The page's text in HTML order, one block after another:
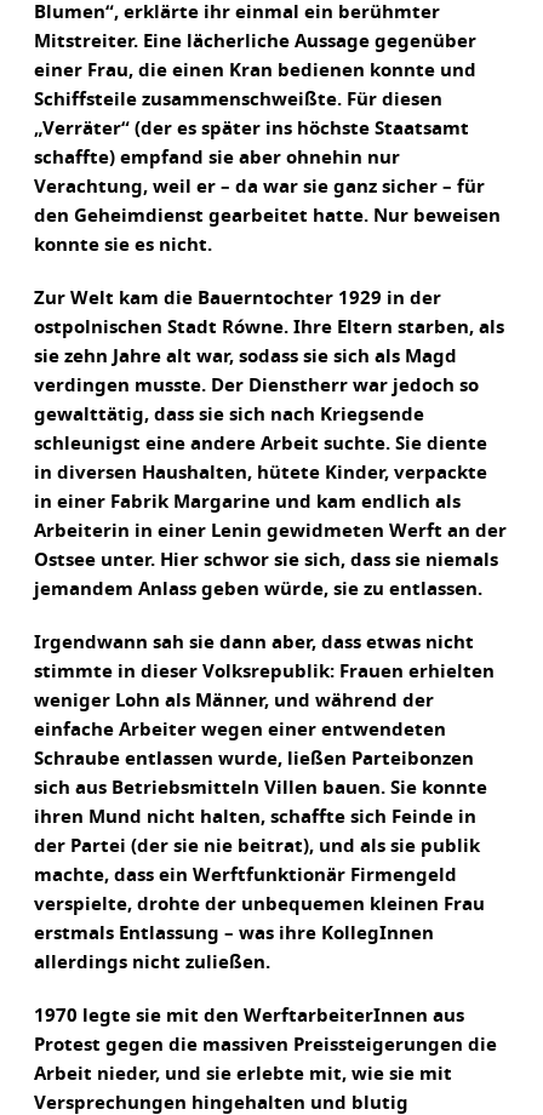
Blumen“, erklärte ihr einmal ein berühmter
Mitstreiter. Eine lächerliche Aussage gegenüber
einer Frau, die einen Kran bedienen konnte und
Schiffsteile zusammenschweißte. Für diesen
„Verräter“ (der es später ins höchste Staatsamt
schaffte) empfand sie aber ohnehin nur
Verachtung, weil er – da war sie ganz sicher – für
den Geheimdienst gearbeitet hatte. Nur beweisen
konnte sie es nicht.
Zur Welt kam die Bauerntochter 1929 in der
ostpolnischen Stadt Równe. Ihre Eltern starben, als
sie zehn Jahre alt war, sodass sie sich als Magd
verdingen musste. Der Dienstherr war jedoch so
gewalttätig, dass sie sich nach Kriegsende
schleunigst eine andere Arbeit suchte. Sie diente
in diversen Haushalten, hütete Kinder, verpackte
in einer Fabrik Margarine und kam endlich als
Arbeiterin in einer Lenin gewidmeten Werft an der
Ostsee unter. Hier schwor sie sich, dass sie niemals
jemandem Anlass geben würde, sie zu entlassen.
Irgendwann sah sie dann aber, dass etwas nicht
stimmte in dieser Volksrepublik: Frauen erhielten
weniger Lohn als Männer, und während der
einfache Arbeiter wegen einer entwendeten
Schraube entlassen wurde, ließen Parteibonzen
sich aus Betriebsmitteln Villen bauen. Sie konnte
ihren Mund nicht halten, schaffte sich Feinde in
der Partei (der sie nie beitrat), und als sie publik
machte, dass ein Werftfunktionär Firmengeld
verspielte, drohte der unbequemen kleinen Frau
erstmals Entlassung – was ihre KollegInnen
allerdings nicht zuließen.
1970 legte sie mit den WerftarbeiterInnen aus
Protest gegen die massiven Preissteigerungen die
Arbeit nieder, und sie erlebte mit, wie sie mit
Versprechungen hingehalten und blutig